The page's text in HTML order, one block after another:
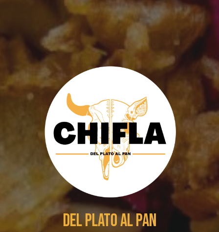
DEL PLATO AL PAN